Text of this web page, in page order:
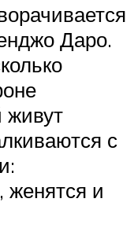
Даро.
живут
с
женятся и